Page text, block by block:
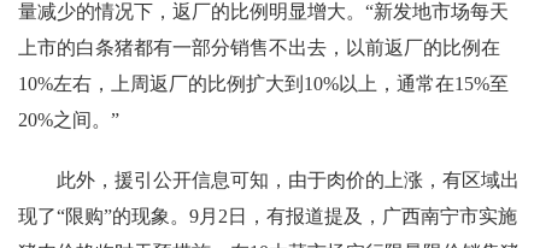
量减少的情况下，返厂的比例明显增大。“新发地市场每天
上市的白条猪都有一部分销售不出去，以前返厂的比例在
10%左右，上周返厂的比例扩大到10%以上，通常在15%至
20%之间。”
此外，援引公开信息可知，由于肉价的上涨，有区域出
现了“限购”的现象。9月2日，有报道提及，广西南宁市实施